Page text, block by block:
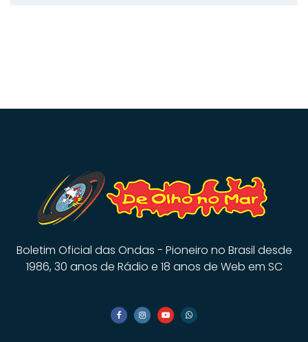
Boletim Oficial das Ondas - Pioneiro no Brasil desde
1986, 30 anos de Rádio e 18 anos de Web em SC